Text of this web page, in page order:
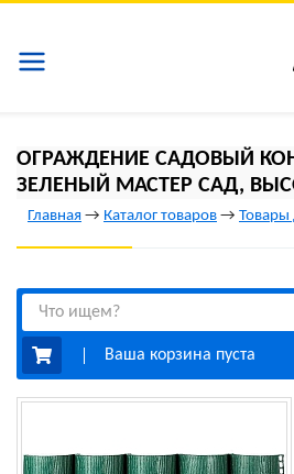
ОГРАЖДЕНИЕ САДОВЫЙ
ЗЕЛЕНЫЙ МАСТЕР САД,
Главная → Каталог товаров → Товары
Ваша корзина пуста